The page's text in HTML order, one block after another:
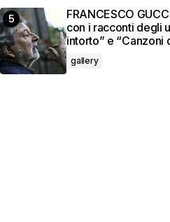
FRANCESCO
con i racconti degli
intorto” e “Canzoni
gallery